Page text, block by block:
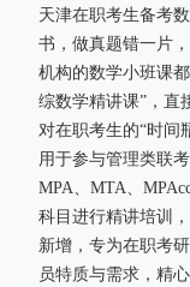
天津在职考生备考
书，做真题错一片
机构的数学小班课
综数学精讲课”，直
对在职考生的“时间
用于参与管理类联
MPA、MTA、
科目进行精讲培训
新增，专为在职考
员特质与需求，精